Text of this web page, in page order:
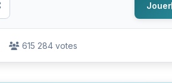
Jouer
615 284 votes